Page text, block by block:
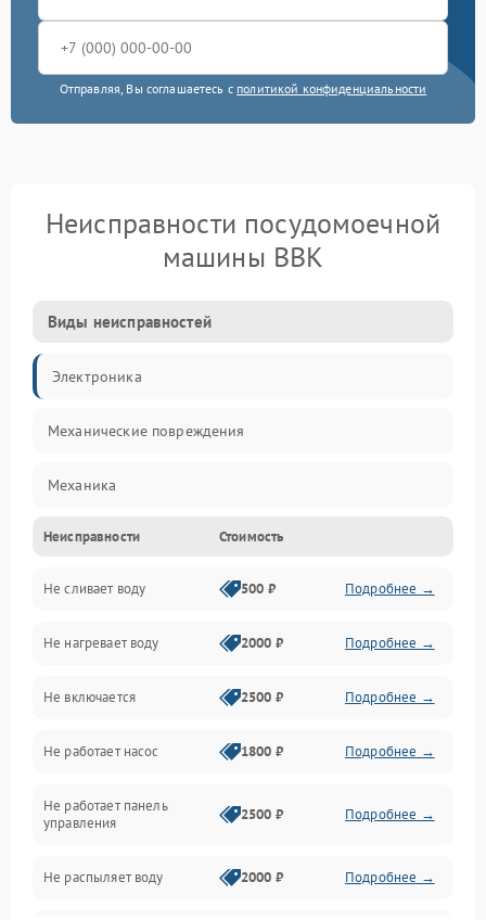
Отправляя, Вы соглашаетесь с политикой конфиденциальности
Неисправности посудомоечной
машины BBK
Виды неисправностей
Электроника
Механические повреждения
Механика
Управление
Электропитание
Датчики
Нагрев
Вода
Гигиена
Программное обеспечение
Неисправности Стоимость
Не сливает воду 500 ₽ Подробнее →
Не нагревает воду 2000 ₽ Подробнее →
Не включается 2500 ₽ Подробнее →
Не работает насос 1800 ₽ Подробнее →
Не работает панель
управления
2500 ₽ Подробнее →
Не распыляет воду 2000 ₽ Подробнее →